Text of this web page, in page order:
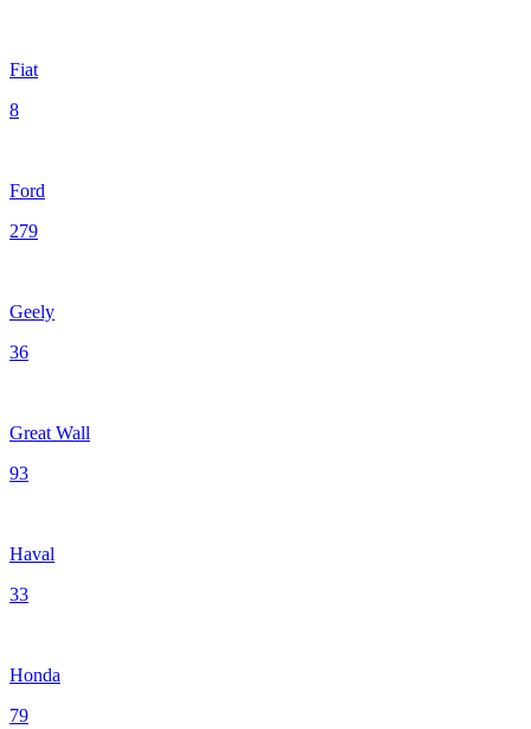
Fiat
8
Ford
279
Geely
36
Great Wall
93
Haval
33
Honda
79